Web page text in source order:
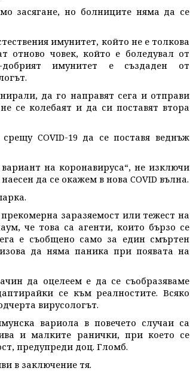
засягане, но болниците няма да се
имунитет, който не е толкова
отново човек, който е боледувал от
имунитет е създаден от
да го направят сега и отправи
се колебаят и да си поставят втора
COVID-19 да се поставя веднъж
на коронавируса“, не изключи
да се окажем в нова COVID вълна.
заразяемост или тежест на
че това са агенти, които бързо се
е съобщено само за един смъртен
да няма паника при появата на
да оцелеем е да се съобразяваме
се към реалностите. Всяко
вирусологът.
вариола в повечето случаи са
и малките ранички, при което се
предупреди доц. Гломб.
в заключение тя.